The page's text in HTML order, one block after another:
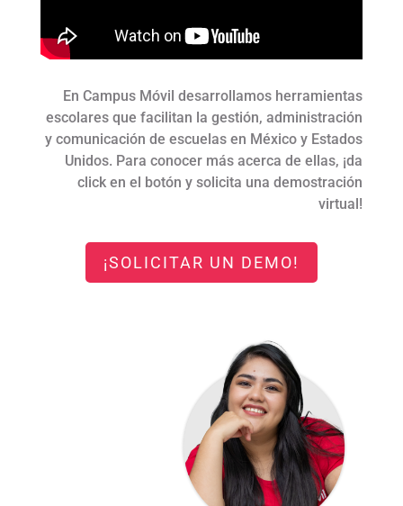
En Campus Móvil desarrollamos herramientas
escolares que facilitan la gestión, administración
y comunicación de escuelas en México y Estados
Unidos. Para conocer más acerca de ellas, ¡da
click en el botón y solicita una demostración
virtual!
¡SOLICITAR UN DEMO!